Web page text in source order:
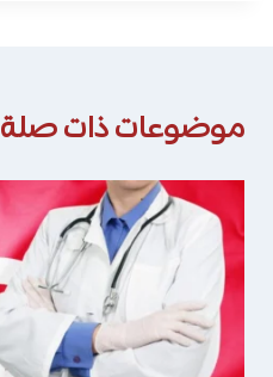
موضوعات ذات صلة